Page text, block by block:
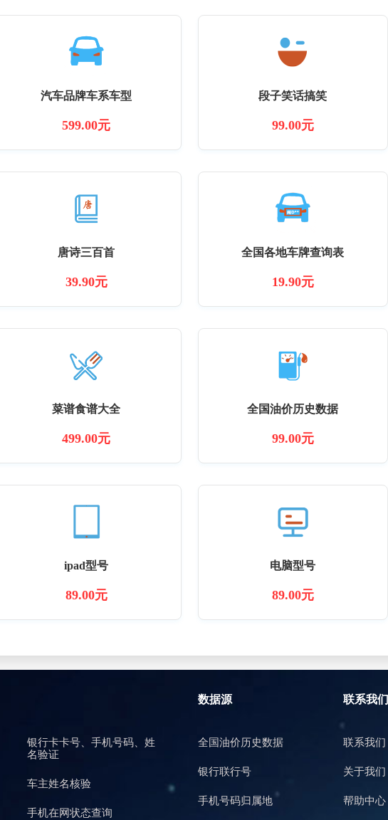
汽车品牌车系车型
599.00元
段子笑话搞笑
99.00元
唐诗三百首
39.90元
全国各地车牌查询表
19.90元
菜谱食谱大全
499.00元
全国油价历史数据
99.00元
ipad型号
89.00元
电脑型号
89.00元
银行卡卡号、手机号码、姓
名验证
车主姓名核验
手机在网状态查询
数据源
全国油价历史数据
银行联行号
手机号码归属地
联系我们
联系我们
关于我们
帮助中心